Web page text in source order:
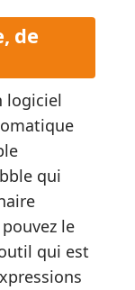
de
logiciel
qui
le
qui est